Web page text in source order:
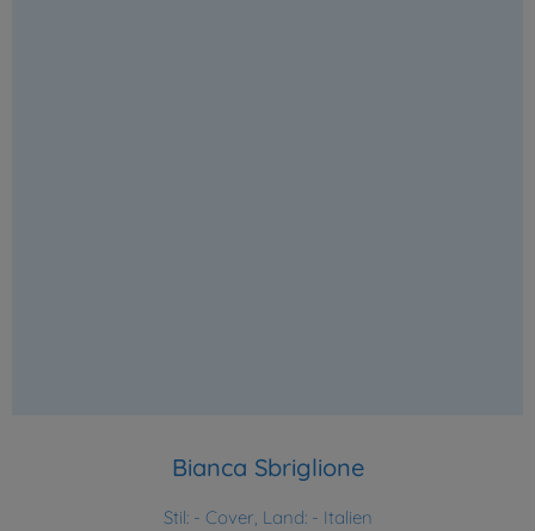
Bianca Sbriglione
Stil: - Cover, Land: - Italien